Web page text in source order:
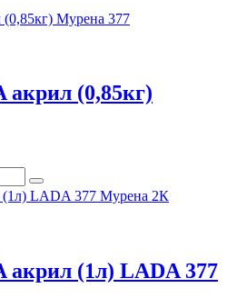
(0,85кг)
акрил (1л) LADA 377